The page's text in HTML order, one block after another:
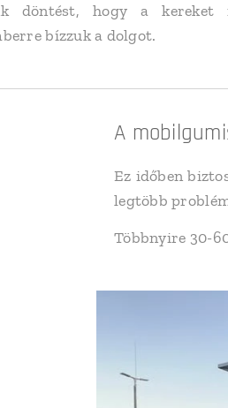
döntést, hogy a kereket
bízzuk a dolgot.
A
Ez időben
legtöbb
Többnyire 30-